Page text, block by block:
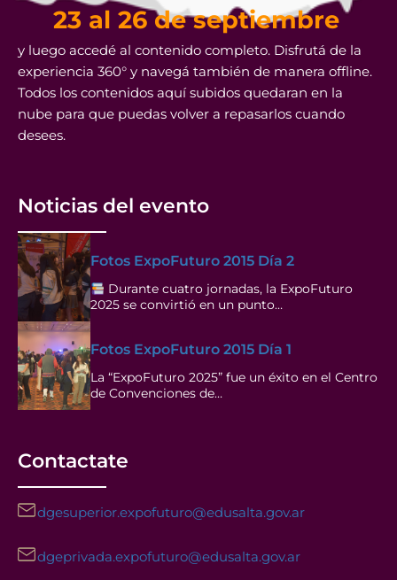
23 al 26 de septiembre
y luego accedé al contenido completo. Disfrutá de la
experiencia 360° y navegá también de manera offline.
Todos los contenidos aquí subidos quedaran en la
nube para que puedas volver a repasarlos cuando
desees.
Noticias del evento
Fotos ExpoFuturo 2015 Día 2
Durante cuatro jornadas, la ExpoFuturo
2025 se convirtió en un punto…
Fotos ExpoFuturo 2015 Día 1
La “ExpoFuturo 2025” fue un éxito en el Centro
de Convenciones de…
Contactate
dgesuperior.expofuturo@edusalta.gov.ar
dgeprivada.expofuturo@edusalta.gov.ar